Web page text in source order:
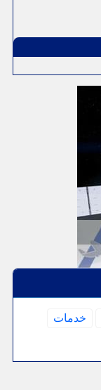
خدمات